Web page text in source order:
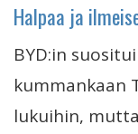
Halpaa ja
BYD:in
kummankaan
lukuihin,